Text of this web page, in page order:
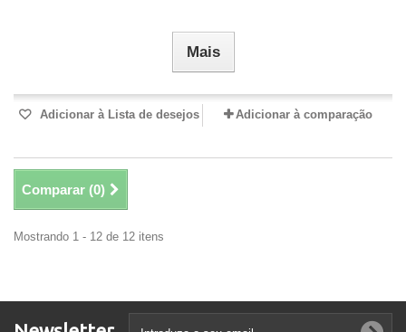
Mais
Adicionar à Lista de desejos Adicionar à comparação
Comparar (0)
Mostrando 1 - 12 de 12 itens